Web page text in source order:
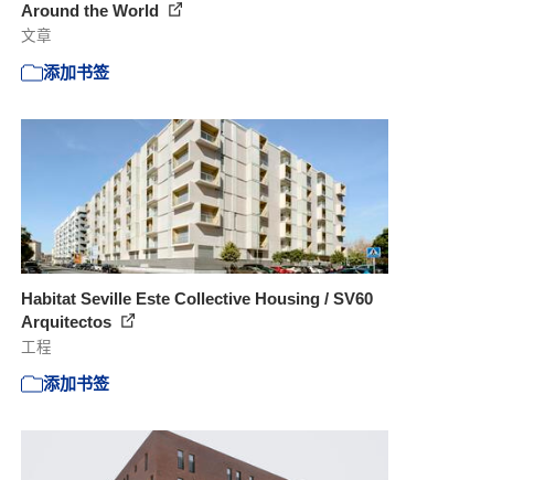
Around the World
文章
添加书签
Habitat Seville Este Collective Housing / SV60
Arquitectos
工程
添加书签